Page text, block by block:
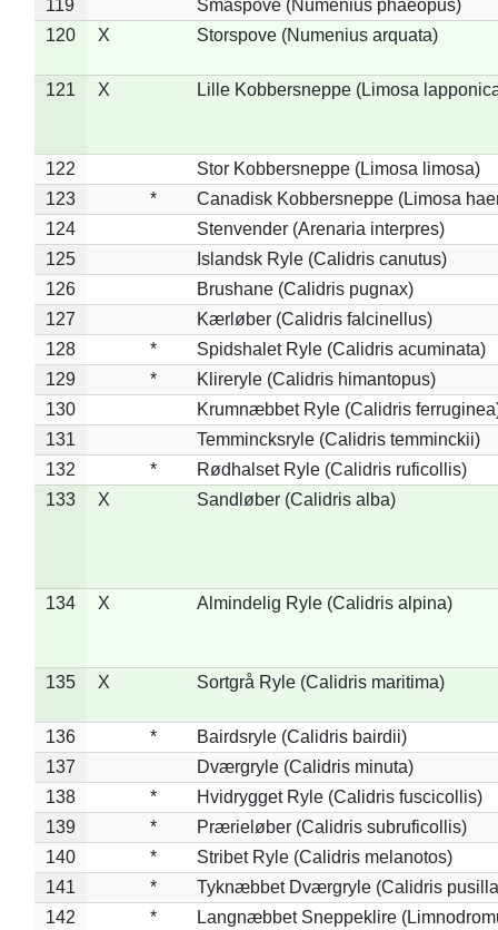
119
Småspove (Numenius phaeopus)
120
X Storspove (Numenius arquata)
121 X Lille Kobbersneppe (Limosa
122
Stor Kobbersneppe (Limosa limosa)
123
*
Canadisk Kobbersneppe (Limosa
124
Stenvender (Arenaria interpres)
125
Islandsk Ryle (Calidris canutus)
126
Brushane (Calidris pugnax)
127
Kærløber (Calidris falcinellus)
128
*
Spidshalet Ryle (Calidris acuminata)
129
*
Klireryle (Calidris himantopus)
130
Krumnæbbet Ryle (Calidris
131
Temmincksryle (Calidris temminckii)
132
*
Rødhalset Ryle (Calidris ruficollis)
133
X Sandløber (Calidris alba)
134 X Almindelig Ryle (Calidris alpina)
135 X Sortgrå Ryle (Calidris maritima)
136 *
Bairdsryle (Calidris bairdii)
137
Dværgryle (Calidris minuta)
138
*
Hvidrygget Ryle (Calidris fuscicollis)
139
*
Prærieløber (Calidris subruficollis)
140
*
Stribet Ryle (Calidris melanotos)
141
*
Tyknæbbet Dværgryle (Calidris
142
*
Langnæbbet Sneppeklire